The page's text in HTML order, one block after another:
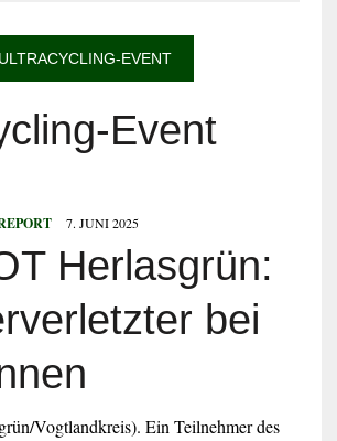
ULTRACYCLING-EVENT
Event
7. JUNI 2025
Herlasgrün:
bei
Vogtlandkreis). Ein Teilnehmer des